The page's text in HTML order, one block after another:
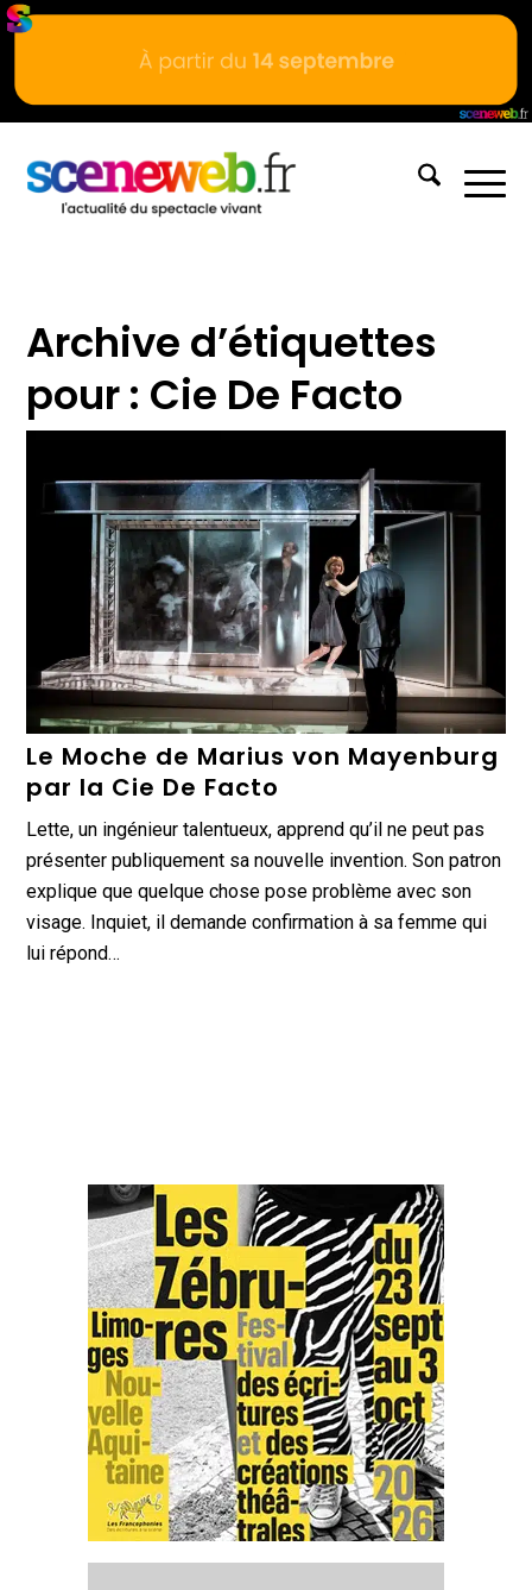
Archive d’étiquettes
pour : Cie De Facto
Le Moche de Marius von Mayenburg
par la Cie De Facto
Lette, un ingénieur talentueux, apprend qu’il ne peut pas
présenter publiquement sa nouvelle invention. Son patron
explique que quelque chose pose problème avec son
visage. Inquiet, il demande confirmation à sa femme qui
lui répond…